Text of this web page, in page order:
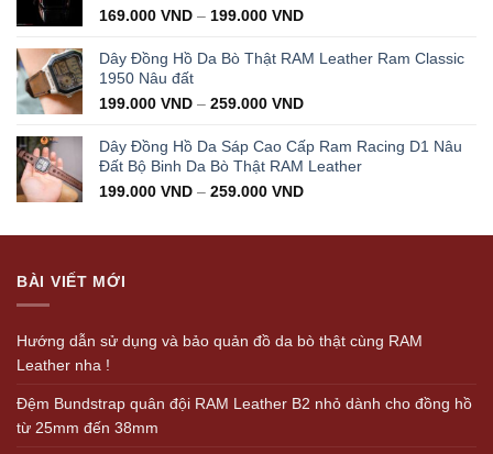
169.000 VND – 199.000 VND
Dây Đồng Hồ Da Bò Thật RAM Leather Ram Classic
1950 Nâu đất
199.000 VND – 259.000 VND
Dây Đồng Hồ Da Sáp Cao Cấp Ram Racing D1 Nâu
Đất Bộ Binh Da Bò Thật RAM Leather
199.000 VND – 259.000 VND
BÀI VIẾT MỚI
Hướng dẫn sử dụng và bảo quản đồ da bò thật cùng RAM
Leather nha !
Đệm Bundstrap quân đội RAM Leather B2 nhỏ dành cho đồng hồ
từ 25mm đến 38mm